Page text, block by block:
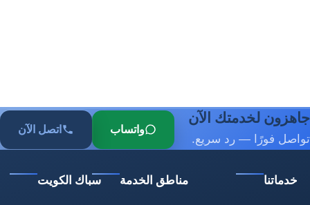
جاهزون لخدمتك الآن
تواصل فورًا — رد سريع.
واتساب اتصل الآن
خدماتنا مناطق الخدمة سباك الكويت